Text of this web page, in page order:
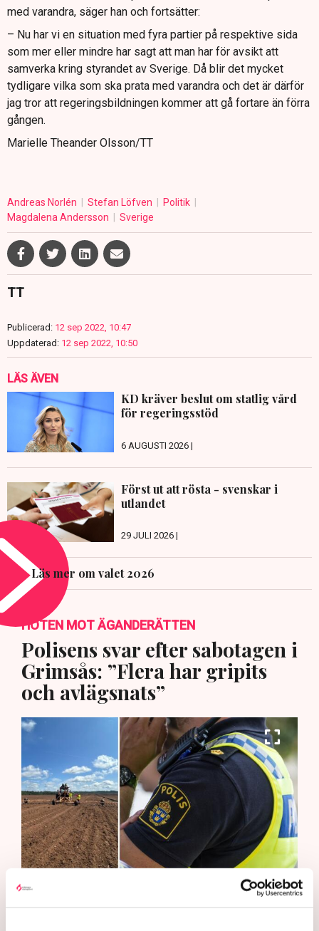
med varandra, säger han och fortsätter:
– Nu har vi en situation med fyra partier på respektive sida
som mer eller mindre har sagt att man har för avsikt att
samverka kring styrandet av Sverige. Då blir det mycket
tydligare vilka som ska prata med varandra och det är därför
jag tror att regeringsbildningen kommer att gå fortare än förra
gången.
Marielle Theander Olsson/TT
Andreas Norlén Stefan Löfven
Politik
Magdalena Andersson
Sverige
TT
Publicerad: 12 sep 2022, 10:47
Uppdaterad: 12 sep 2022, 10:50
LÄS ÄVEN
KD kräver beslut om statlig vård
för regeringsstöd
6 AUGUSTI 2026 |
Först ut att rösta - svenskar i
utlandet
29 JULI 2026 |
Läs mer om valet 2026
HOTEN MOT ÄGANDERÄTTEN
Polisens svar efter sabotagen i
Grimsås: ”Flera har gripits
och avlägsnats”
Det är polisens uppgift att upprätthålla allmän ordning och